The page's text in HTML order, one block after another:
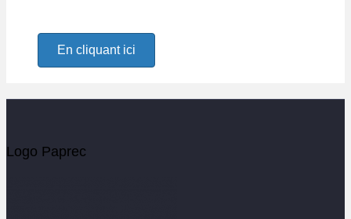
En cliquant ici
Logo Paprec